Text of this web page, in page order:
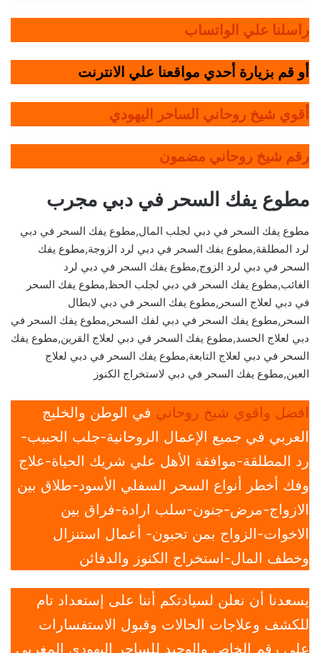
راسلنا علي الواتساب
أو قم بزيارة أحدي مواقعنا علي الانترنت
أقوي شيخ روحاني الساحر اليهودي
رقم شيخ روحاني مضمون
مطوع يفك السحر في دبي مجرب
مطوع يفك السحر في دبي لجلب المال,مطوع يفك السحر في دبي
لرد المطلقة,مطوع يفك السحر في دبي لرد الزوجة,مطوع يفك
السحر في دبي لرد الزوج,مطوع يفك السحر في دبي لرد
الغائب,مطوع يفك السحر في دبي لجلب الحظ,مطوع يفك السحر
في دبي لعلاج السحر,مطوع يفك السحر في دبي لابطال
السحر,مطوع يفك السحر في دبي لفك السحر,مطوع يفك السحر في
دبي لعلاج الحسد,مطوع يفك السحر في دبي لعلاج القرين,مطوع يفك
السحر في دبي لعلاج التابعة,مطوع يفك السحر في دبي لعلاج
العين,مطوع يفك السحر في دبي لاستخراج الكنوز
افضل واقوي شيخ روحاني في الوطن والخليج
العربي في جميع الإعمال الروحانية-جلب الحبيب-
رد المطلقة-موافقة الأهل علي شريك الحياة-علاج
وفك أخطر أنواع السحر السفلي الأسود-طلاق بين
الازواج-مرض-جنون-سلب ارادة-فراق بين
الاخوات-الزواج بمن تحبون- أعمال استنزال
وخطف المال-استخراج الكنوز والدفائن
يسعدنا أن نعلن لسيادتكم أننا على إستعداد تام
للكشف وعلاجات الحالات وقبول الاستفسارات
علي رقم الخاص والوحيد للساحر اليهودي المغربي